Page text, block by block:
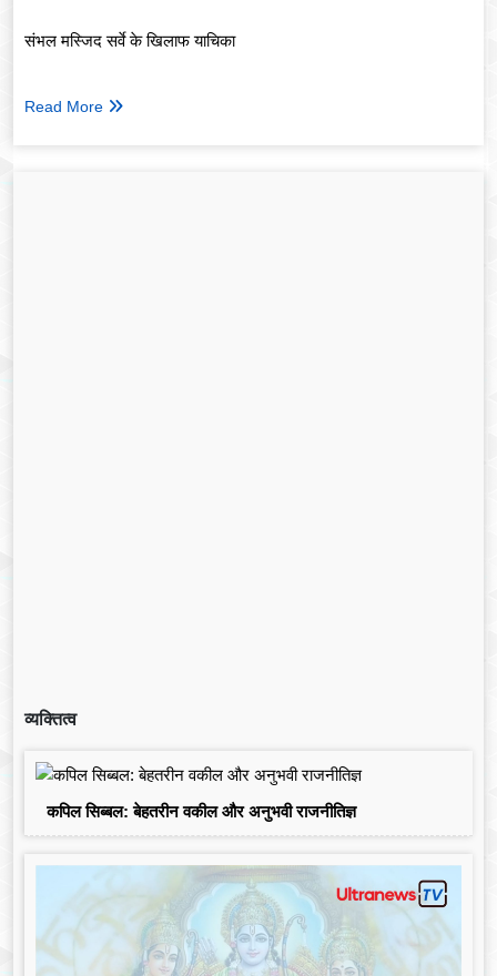
संभल मस्जिद सर्वे के खिलाफ याचिका
Read More
व्यक्तित्व
कपिल सिब्बल: बेहतरीन वकील और अनुभवी राजनीतिज्ञ